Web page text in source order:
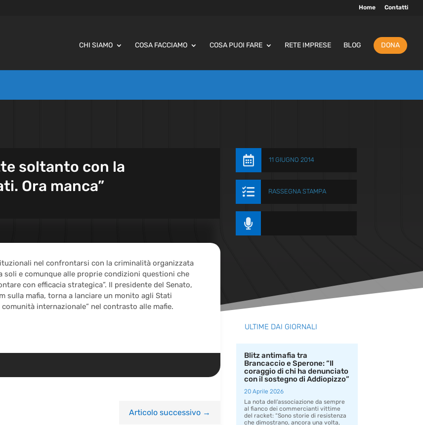
Home Contatti
CHI SIAMO COSA FACCIAMO COSA PUOI FARE RETE IMPRESE BLOG DONA
soltanto con la
Ora manca”
 11 GIUGNO 2014
 RASSEGNA STAMPA

nel confrontarsi con la criminalità organizzata
soli e comunque alle proprie condizioni questioni che
con efficacia strategica”. Il presidente del Senato,
sulla mafia, torna a lanciare un monito agli Stati
internazionale” nel contrasto alle mafie.
Articolo successivo→
ULTIME DAI GIORNALI
Blitz antimafia tra
Brancaccio e Sperone: “Il
coraggio di chi ha denunciato
con il sostegno di Addiopizzo”
20 Aprile 2026
La nota dell’associazione da sempre
al fianco dei commercianti vittime
del racket: “Sono storie di resistenza
che dimostrano, ancora una volta,